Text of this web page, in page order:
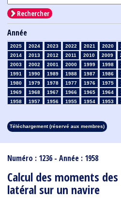
Numéro : 1236 - Année : 1958
Calcul des moments
latéral sur un navire
Rechercher
Année
2025 2024 2023 2022 2021 2020
2014
2013 2012 2011 2010 2009
2003
2002 2001 2000 1999 1998
1991
1990 1989 1988 1987 1986
1980
1979 1978 1977 1976 1975
1969
1968 1967 1966 1965 1964
1958
1957 1956 1955 1954 1953
1913
1912 1911 1910 1909 1908
Téléchargement (réservé aux membres)